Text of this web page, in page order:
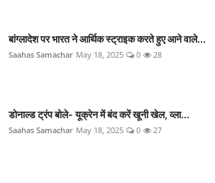
बांग्लादेश पर भारत ने आर्थिक स्ट्राइक करते हुए आने वाले...
Saahas Samachar May 18, 2025 0 28
डोनाल्ड ट्रंप बोले- यूक्रेन में बंद करें खूनी खेल, व्ला...
Saahas Samachar May 18, 2025 0 27